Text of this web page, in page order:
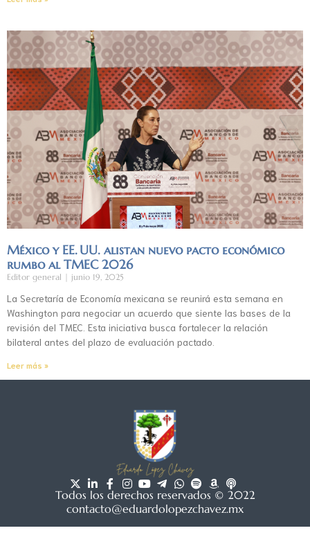
México y EE. UU. alistan nuevo pacto económico
rumbo al TMEC 2026
Editor general junio 19, 2025
La Secretaría de Economía mexicana se reunirá esta semana en
Washington para negociar un acuerdo que siente las bases de la
revisión del TMEC. Esta iniciativa busca fortalecer la relación
bilateral antes del plazo de evaluación pactado.
Leer más »
Todos los derechos reservados © 2022
contacto@eduardolopezchavez.mx